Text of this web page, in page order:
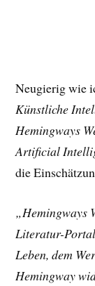
Neugierig wie
Künstliche
Hemingways
Artificial
die
„Hemingways
Literatur-
Leben, dem
Hemingway